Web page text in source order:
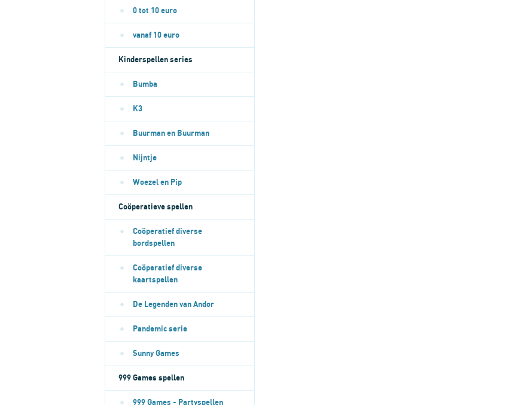
0 tot 10 euro
vanaf 10 euro
Kinderspellen series
Bumba
K3
Buurman en Buurman
Nijntje
Woezel en Pip
Coöperatieve spellen
Coöperatief diverse
bordspellen
Coöperatief diverse
kaartspellen
De Legenden van Andor
Pandemic serie
Sunny Games
999 Games spellen
999 Games - Partyspellen